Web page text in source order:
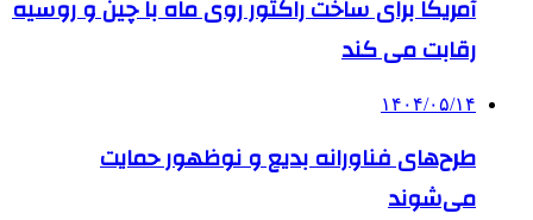
آمریکا برای ساخت راکتور روی ماه با چین و روسیه
رقابت می کند
۱۴۰۴/۰۵/۱۴
طرح‌های فناورانه بدیع و نوظهور حمایت
می‌شوند